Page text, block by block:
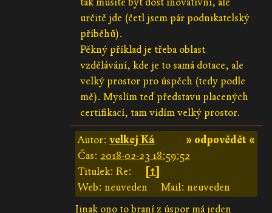
určitě jde (četl jsem pár podnikatelský
příběhů).
Pěkný příklad je třeba oblast
vzdělávání, kde je to samá dotace, ale
velký prostor pro úspěch (tedy podle
mě). Myslím teď představu placených
certifikací, tam vidím velký prostor.
» odpovědět «
Autor: velkej Ká
Čas: 2018-02-23 18:59:52
Titulek: Re:
[↑]
Web: neuveden
Mail: neuveden
Jinak ono to braní z úspor má jeden